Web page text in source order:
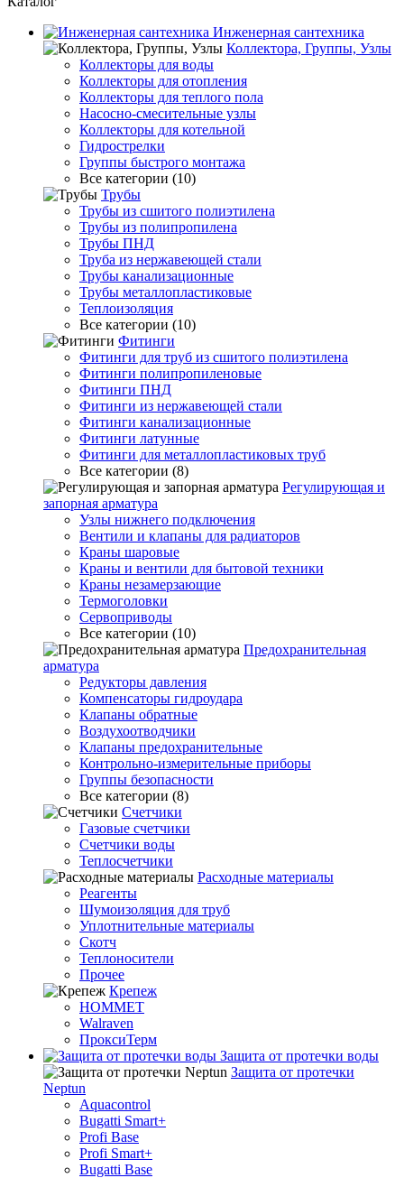
Инженерная сантехника
Коллектора, Группы, Узлы
Коллекторы для воды
Коллекторы для отопления
Коллекторы для теплого пола
Насосно-смесительные узлы
Коллекторы для котельной
Гидрострелки
Группы быстрого монтажа
Все категории (10)
Трубы
Трубы из сшитого полиэтилена
Трубы из полипропилена
Трубы ПНД
Труба из нержавеющей стали
Трубы канализационные
Трубы металлопластиковые
Теплоизоляция
Все категории (10)
Фитинги
Фитинги для труб из сшитого полиэтилена
Фитинги полипропиленовые
Фитинги ПНД
Фитинги из нержавеющей стали
Фитинги канализационные
Фитинги латунные
Фитинги для металлопластиковых труб
Все категории (8)
Регулирующая и
запорная арматура
Узлы нижнего подключения
Вентили и клапаны для радиаторов
Краны шаровые
Краны и вентили для бытовой техники
Краны незамерзающие
Термоголовки
Сервоприводы
Все категории (10)
Предохранительная
арматура
Редукторы давления
Компенсаторы гидроудара
Клапаны обратные
Воздухоотводчики
Клапаны предохранительные
Контрольно-измерительные приборы
Группы безопасности
Все категории (8)
Счетчики
Газовые счетчики
Счетчики воды
Теплосчетчики
Расходные материалы
Реагенты
Шумоизоляция для труб
Уплотнительные материалы
Скотч
Теплоносители
Прочее
Крепеж
HOMMET
Walraven
ПроксиТерм
Защита от протечки воды
Защита от протечки
Neptun
Aquacontrol
Bugatti Smart+
Profi Base
Profi Smart+
Bugatti Base